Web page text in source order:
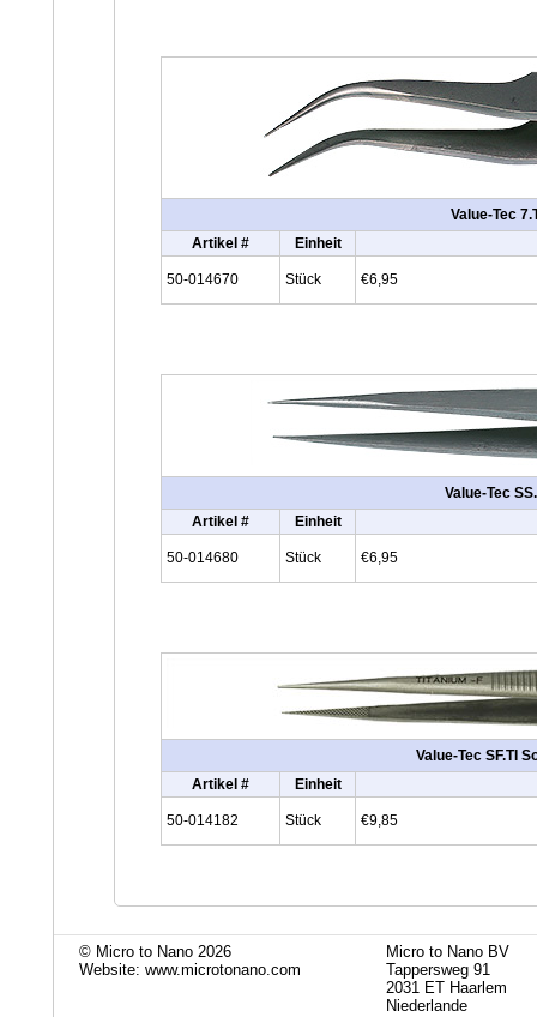
Value-Tec
Artikel #
Einheit
50-014670 Stück €6,95
Value-Tec
Artikel #
Einheit
50-014680 Stück €6,95
Value-Tec SF.TI
Artikel #
Einheit
50-014182 Stück €9,85
© Micro to Nano 2026
Website: www.microtonano.com
Micro to Nano BV
Tappersweg 91
2031 ET Haarlem
Niederlande